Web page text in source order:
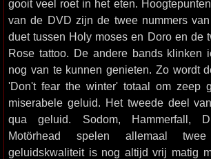
gooit veel roet in het eten.
van de DVD zijn de twee nummers
duet tussen Holy moses en Doro en de
Rose tattoo. De andere bands klinken
nog van te kunnen genieten. Zo wordt
'Don't fear the winter' totaal om zeep
miserabele geluid. Het tweede deel
qua geluid. Sodom, Hammerfall,
Motörhead spelen allemaal
geluidskwaliteit is nog altijd vrij matig